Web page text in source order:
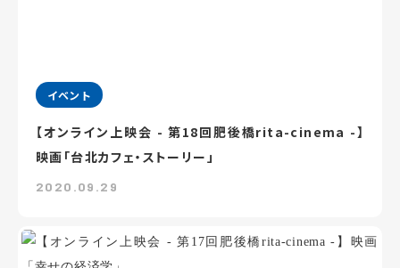
イベント
【オンライン上映会 - 第18回肥後橋rita-cinema -】
映画「台北カフェ・ストーリー」
2020.09.29